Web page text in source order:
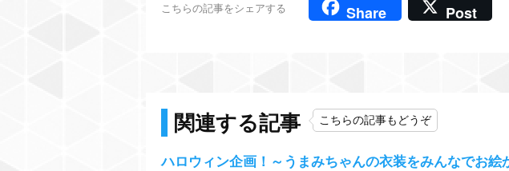
こちらの記事をシェアする Share Post
関連する記事 こちらの記事もどうぞ
ハロウィン企画！～うまみちゃんの衣装をみんなでお絵